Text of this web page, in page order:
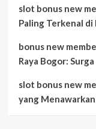
slot bonus new
Paling Terkenal di
bonus new
Raya Bogor:
slot bonus new
yang